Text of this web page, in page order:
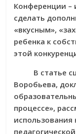
Конференции –
сделать
«вкусным»,
ребенка к
этой
В статье
Воробьева,
процессе»,